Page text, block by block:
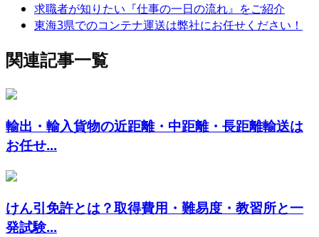
求職者が知りたい『仕事の一日の流れ』をご紹介
東海3県でのコンテナ運送は弊社にお任せください！
関連記事一覧
輸出・輸入貨物の近距離・中距離・長距離輸送は
お任せ...
けん引免許とは？取得費用・難易度・教習所と一
発試験...